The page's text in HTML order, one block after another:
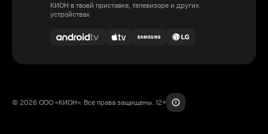
КИОН в твоей приставке, телевизоре и других
устройствах
© 2026 ООО «КИОН». Все права защищены. 12+